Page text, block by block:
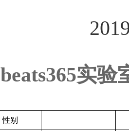
beats365实
性别